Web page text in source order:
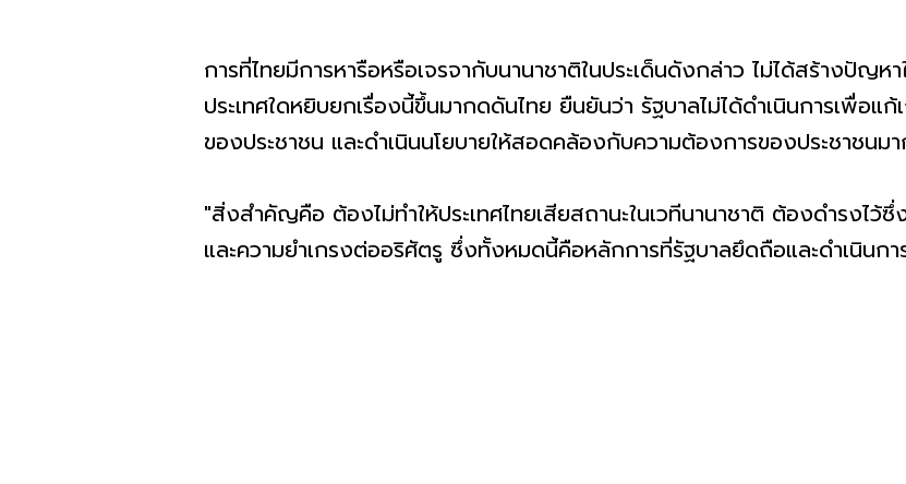
การที่ไทยมีการหารือหรือเจรจากับนานาชาติในประเด็นดังกล่าว ไม่ได้สร้างปัญห
ประเทศใดหยิบยกเรื่องนี้ขึ้นมากดดันไทย ยืนยันว่า รัฐบาลไม่ได้ดำเนินการเพื่อแ
ของประชาชน และดำเนินนโยบายให้สอดคล้องกับความต้องการของประชาชนม
"สิ่งสำคัญคือ ต้องไม่ทำให้ประเทศไทยเสียสถานะในเวทีนานาชาติ ต้องดำรงไ
และความยำเกรงต่ออริศัตรู ซึ่งทั้งหมดนี้คือหลักการที่รัฐบาลยึดถือและดำเนินก